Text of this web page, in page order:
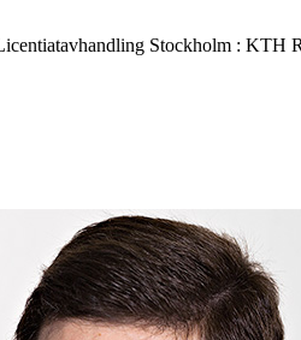
Stockholm : KTH